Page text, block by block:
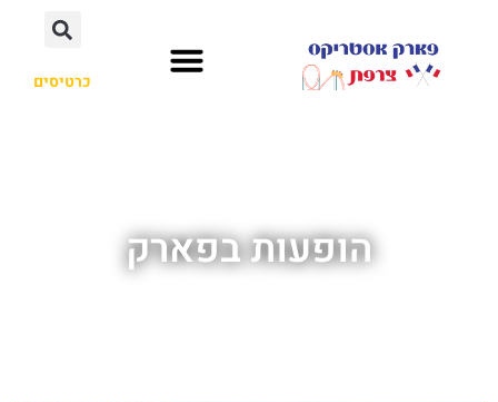
כרטיסים
הופעות בפארק